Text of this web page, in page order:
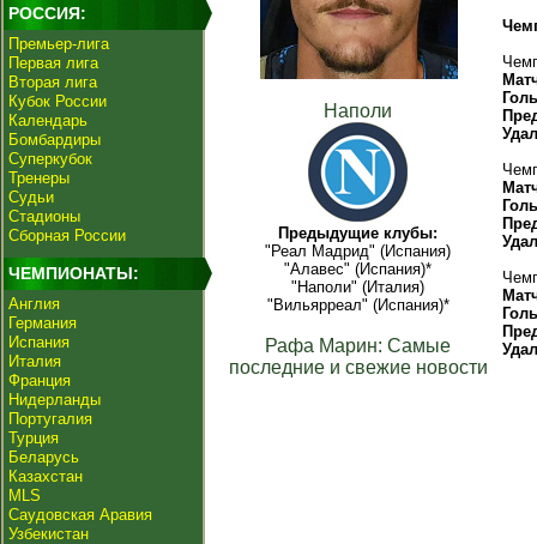
РОССИЯ:
Премьер-лига
Первая лига
Вторая лига
Кубок России
Календарь
Бомбардиры
Суперкубок
Тренеры
Судьи
Стадионы
Сборная России
ЧЕМПИОНАТЫ:
Англия
Германия
Испания
Италия
Франция
Нидерланды
Португалия
Турция
Беларусь
Казахстан
MLS
Саудовская Аравия
Узбекистан
Наполи
Предыдущие клубы:
"Реал Мадрид" (Испания)
"Алавес" (Испания)*
"Наполи" (Италия)
"Вильярреал" (Испания)*
Рафа Марин: Самые
последние и свежие новости